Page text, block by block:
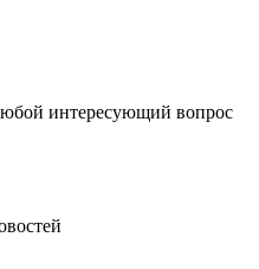
интересующий вопрос